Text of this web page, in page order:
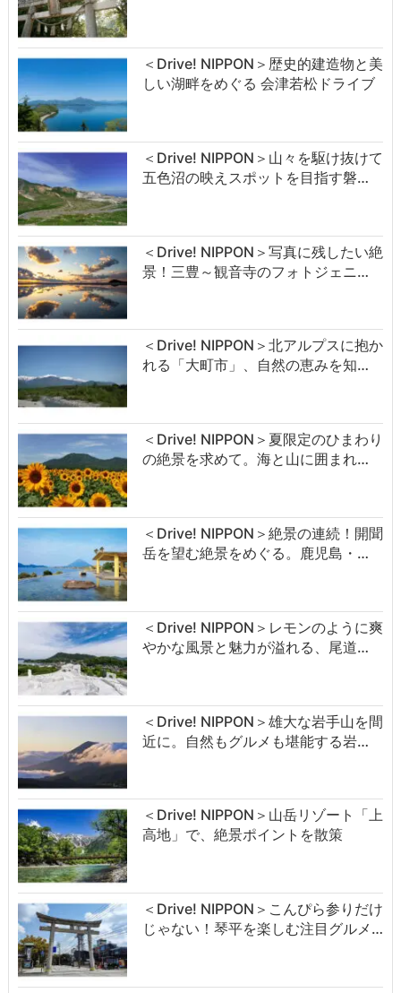
＜Drive! NIPPON＞歴史的建造物と美
しい湖畔をめぐる 会津若松ドライブ
＜Drive! NIPPON＞山々を駆け抜けて
五色沼の映えスポットを目指す磐…
＜Drive! NIPPON＞写真に残したい絶
景！三豊～観音寺のフォトジェニ…
＜Drive! NIPPON＞北アルプスに抱か
れる「大町市」、自然の恵みを知…
＜Drive! NIPPON＞夏限定のひまわり
の絶景を求めて。海と山に囲まれ…
＜Drive! NIPPON＞絶景の連続！開聞
岳を望む絶景をめぐる。鹿児島・…
＜Drive! NIPPON＞レモンのように爽
やかな風景と魅力が溢れる、尾道…
＜Drive! NIPPON＞雄大な岩手山を間
近に。自然もグルメも堪能する岩…
＜Drive! NIPPON＞山岳リゾート「上
高地」で、絶景ポイントを散策
＜Drive! NIPPON＞こんぴら参りだけ
じゃない！琴平を楽しむ注目グルメ…